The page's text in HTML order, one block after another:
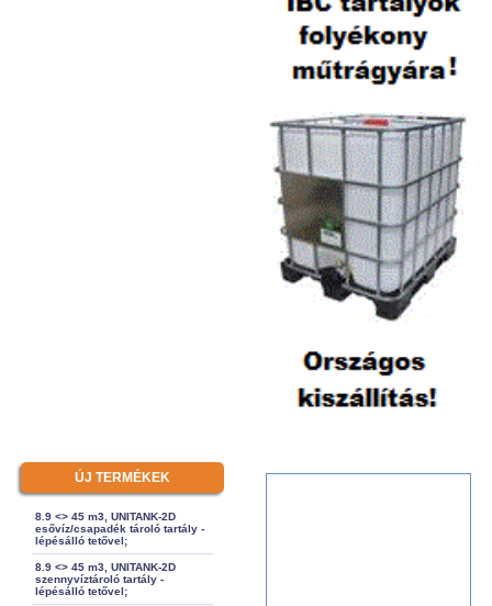
ÚJ TERMÉKEK
8.9 <> 45 m3, UNITANK-2D
esővíz/csapadék tároló tartály -
lépésálló tetővel;
8.9 <> 45 m3, UNITANK-2D
szennyvíztároló tartály -
lépésálló tetővel;